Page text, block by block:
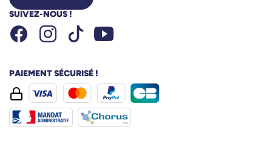
SUIVEZ-NOUS !
FacebookInstagramTiktok Youtube
PAIEMENT SÉCURISÉ !